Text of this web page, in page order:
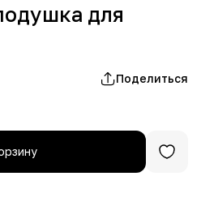
для
Поделиться